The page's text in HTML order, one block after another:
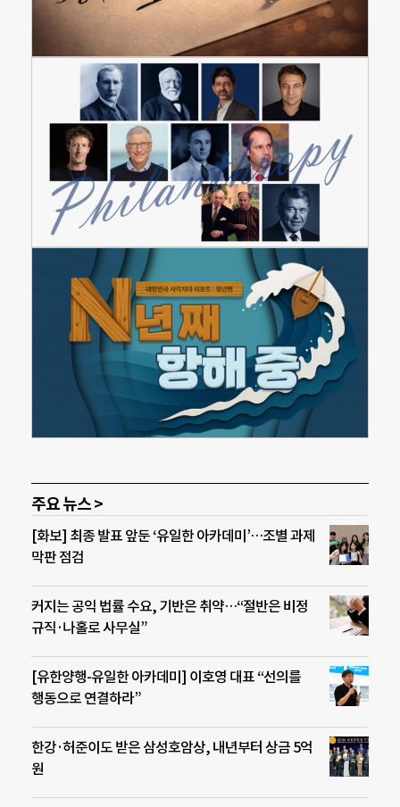
주요 뉴스 >
[화보] 최종 발표 앞둔 ‘유일한 아카데미’…조별 과제
막판 점검
커지는 공익 법률 수요, 기반은 취약…“절반은 비정
규직·나홀로 사무실”
[유한양행-유일한 아카데미] 이호영 대표 “선의를
행동으로 연결하라”
한강·허준이도 받은 삼성호암상, 내년부터 상금 5억
원